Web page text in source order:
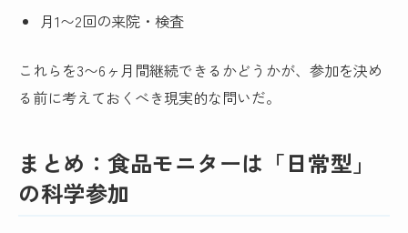
月1〜2回の来院・検査
これらを3〜6ヶ月間継続できるかどうかが、参加を決め
る前に考えておくべき現実的な問いだ。
まとめ：食品モニターは「日常型」
の科学参加